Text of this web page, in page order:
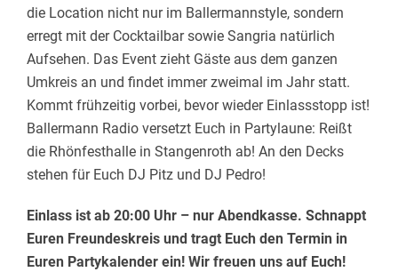
die Location nicht nur im Ballermannstyle, sondern
erregt mit der Cocktailbar sowie Sangria natürlich
Aufsehen. Das Event zieht Gäste aus dem ganzen
Umkreis an und findet immer zweimal im Jahr statt.
Kommt frühzeitig vorbei, bevor wieder Einlassstopp ist!
Ballermann Radio versetzt Euch in Partylaune: Reißt
die Rhönfesthalle in Stangenroth ab! An den Decks
stehen für Euch DJ Pitz und DJ Pedro!
Einlass ist ab 20:00 Uhr – nur Abendkasse. Schnappt
Euren Freundeskreis und tragt Euch den Termin in
Euren Partykalender ein! Wir freuen uns auf Euch!